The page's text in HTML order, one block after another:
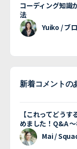
コーディング知識
法
Yuiko / ブ
新着コメントの
【これってどう
めました！Q&A
Mai /